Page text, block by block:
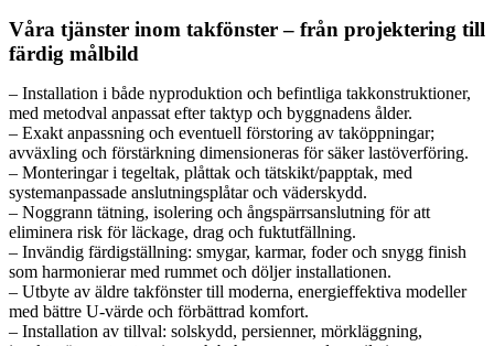
Våra tjänster inom takfönster – från projektering till
färdig målbild
– Installation i både nyproduktion och befintliga takkonstruktioner,
med metodval anpassat efter taktyp och byggnadens ålder.
– Exakt anpassning och eventuell förstoring av taköppningar;
avväxling och förstärkning dimensioneras för säker lastöverföring.
– Monteringar i tegeltak, plåttak och tätskikt/papptak, med
systemanpassade anslutningsplåtar och väderskydd.
– Noggrann tätning, isolering och ångspärrsanslutning för att
eliminera risk för läckage, drag och fuktutfällning.
– Invändig färdigställning: smygar, karmar, foder och snygg finish
som harmonierar med rummet och döljer installationen.
– Utbyte av äldre takfönster till moderna, energieffektiva modeller
med bättre U-värde och förbättrad komfort.
– Installation av tillval: solskydd, persienner, mörkläggning,